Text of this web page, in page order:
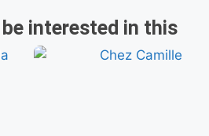
interested in this